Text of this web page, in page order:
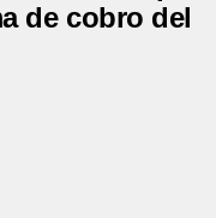
de cobro del